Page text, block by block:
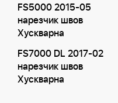
FS5000 2015-05
нарезчик швов
Хускварна
FS7000 DL 2017-02
нарезчик швов
Хускварна